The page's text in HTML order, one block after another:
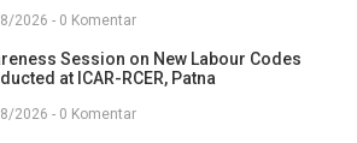
2026 - 0 Komentar
Session on New Labour Codes
at ICAR-RCER, Patna
2026 - 0 Komentar